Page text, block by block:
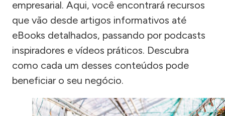
empresarial. Aqui, você encontrará recursos
que vão desde artigos informativos até
eBooks detalhados, passando por podcasts
inspiradores e vídeos práticos. Descubra
como cada um desses conteúdos pode
beneficiar o seu negócio.